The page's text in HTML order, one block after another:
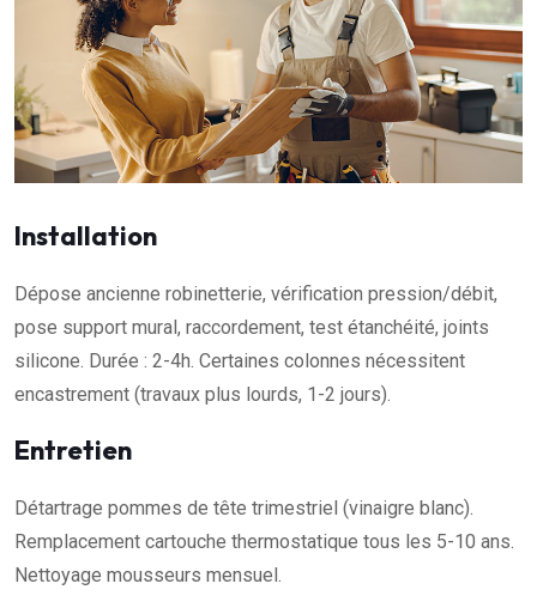
Installation
Dépose ancienne robinetterie, vérification pression/débit,
pose support mural, raccordement, test étanchéité, joints
silicone. Durée : 2-4h. Certaines colonnes nécessitent
encastrement (travaux plus lourds, 1-2 jours).
Entretien
Détartrage pommes de tête trimestriel (vinaigre blanc).
Remplacement cartouche thermostatique tous les 5-10 ans.
Nettoyage mousseurs mensuel.